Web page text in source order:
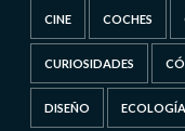
CINE COCHES
CURIOSIDADES
DISEÑO ECOLOGÍA